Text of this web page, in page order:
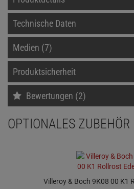
Technische Daten
Medien (7)
Produktsicherheit
Bewertungen (2)
OPTIONALES ZUBEHÖR
Villeroy & Boch 9K08 00 K1